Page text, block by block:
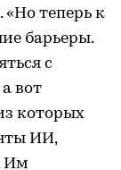
теперь к
барьеры.
с
вот
которых
ИИ,
Им